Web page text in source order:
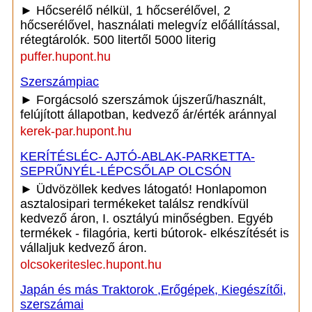
► Hőcserélő nélkül, 1 hőcserélővel, 2
hőcserélővel, használati melegvíz előállítással,
rétegtárolók. 500 litertől 5000 literig
puffer.hupont.hu
Szerszámpiac
► Forgácsoló szerszámok újszerű/használt,
felújított állapotban, kedvező ár/érték aránnyal
kerek-par.hupont.hu
KERÍTÉSLÉC- AJTÓ-ABLAK-PARKETTA-
SEPRŰNYÉL-LÉPCSŐLAP OLCSÓN
► Üdvözöllek kedves látogató! Honlapomon
asztalosipari termékeket találsz rendkívül
kedvező áron, I. osztályú minőségben. Egyéb
termékek - filagória, kerti bútorok- elkészítését is
vállaljuk kedvező áron.
olcsokeriteslec.hupont.hu
Japán és más Traktorok ,Erőgépek, Kiegészítői,
szerszámai